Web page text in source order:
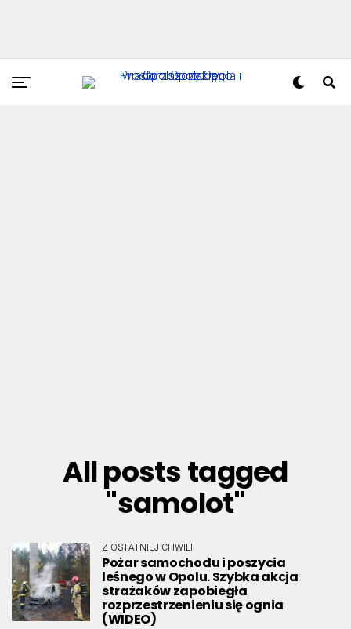
All posts tagged
"samolot"
Z OSTATNIEJ CHWILI
Pożar samochodu i poszycia
leśnego w Opolu. Szybka akcja
strażaków zapobiegła
rozprzestrzenieniu się ognia
(WIDEO)